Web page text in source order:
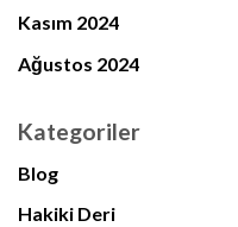
Kasım 2024
Ağustos 2024
Kategoriler
Blog
Hakiki Deri